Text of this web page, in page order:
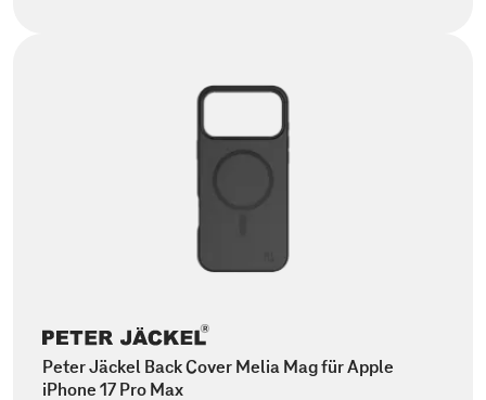
Peter Jäckel Back Cover Melia Mag für Apple
iPhone 17 Pro Max